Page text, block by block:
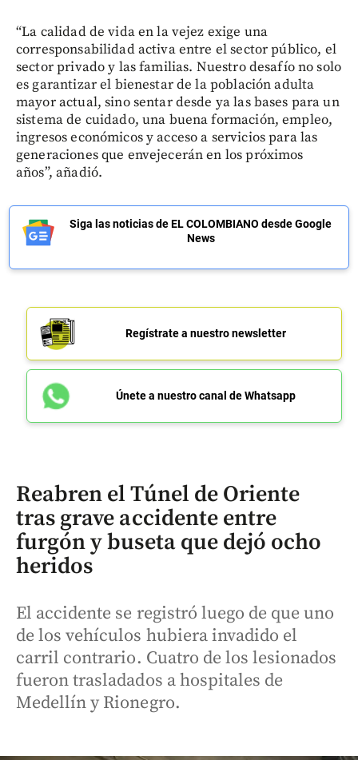
“La calidad de vida en la vejez exige una
corresponsabilidad activa entre el sector público, el
sector privado y las familias. Nuestro desafío no solo
es garantizar el bienestar de la población adulta
mayor actual, sino sentar desde ya las bases para un
sistema de cuidado, una buena formación, empleo,
ingresos económicos y acceso a servicios para las
generaciones que envejecerán en los próximos
años”, añadió.
Siga las noticias de EL COLOMBIANO desde Google
News
Regístrate a nuestro newsletter
Únete a nuestro canal de Whatsapp
Reabren el Túnel de Oriente
tras grave accidente entre
furgón y buseta que dejó ocho
heridos
El accidente se registró luego de que uno
de los vehículos hubiera invadido el
carril contrario. Cuatro de los lesionados
fueron trasladados a hospitales de
Medellín y Rionegro.